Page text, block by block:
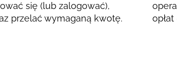
się (lub zalogować),
przelać wymaganą kwotę.